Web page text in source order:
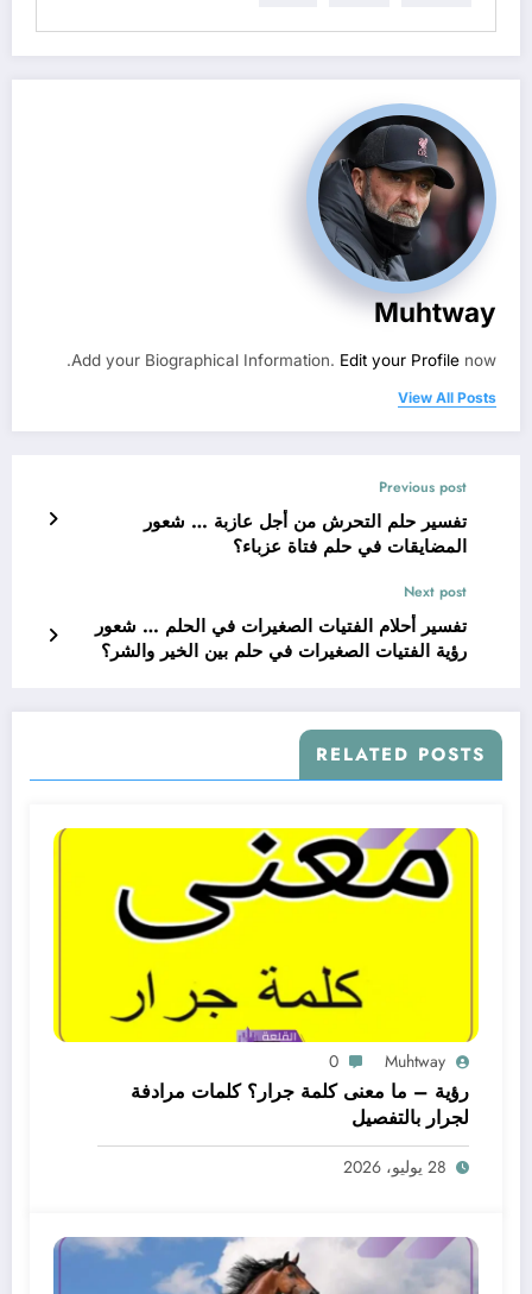
Muhtway
Add your Biographical Information. Edit your Profile now.
View All Posts
Previous post
تفسير حلم التحرش من أجل عازبة … شعور
المضايقات في حلم فتاة عزباء؟
Next post
تفسير أحلام الفتيات الصغيرات في الحلم … شعور
رؤية الفتيات الصغيرات في حلم بين الخير والشر؟
RELATED POSTS
Muhtway
0
رؤية – ما معنى كلمة جرار؟ كلمات مرادفة
لجرار بالتفصيل
28 يوليو، 2026